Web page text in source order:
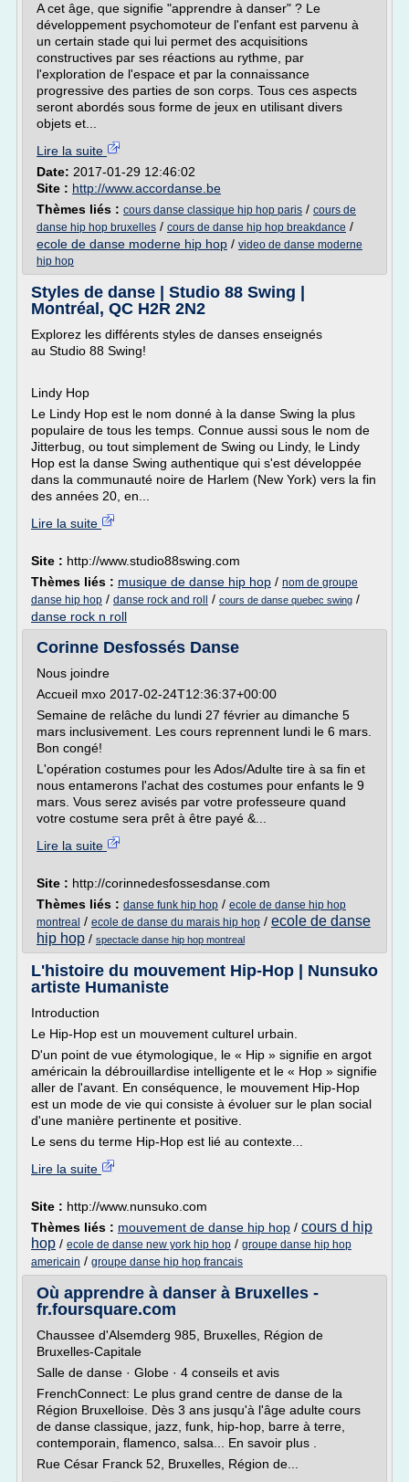
A cet âge, que signifie "apprendre à danser" ? Le
développement psychomoteur de l'enfant est parvenu à
un certain stade qui lui permet des acquisitions
constructives par ses réactions au rythme, par
l'exploration de l'espace et par la connaissance
progressive des parties de son corps. Tous ces aspects
seront abordés sous forme de jeux en utilisant divers
objets et...
Lire la suite
Date: 2017-01-29 12:46:02
Site : http://www.accordanse.be
Thèmes liés : cours danse classique hip hop paris / cours de
danse hip hop bruxelles / cours de danse hip hop breakdance /
ecole de danse moderne hip hop / video de danse moderne
hip hop
Styles de danse | Studio 88 Swing |
Montréal, QC H2R 2N2
Explorez les différents styles de danses enseignés
au Studio 88 Swing!
Lindy Hop
Le Lindy Hop est le nom donné à la danse Swing la plus
populaire de tous les temps. Connue aussi sous le nom de
Jitterbug, ou tout simplement de Swing ou Lindy, le Lindy
Hop est la danse Swing authentique qui s'est développée
dans la communauté noire de Harlem (New York) vers la fin
des années 20, en...
Lire la suite
Site : http://www.studio88swing.com
Thèmes liés : musique de danse hip hop / nom de groupe
danse hip hop / danse rock and roll / cours de danse quebec swing /
danse rock n roll
Corinne Desfossés Danse
Nous joindre
Accueil mxo 2017-02-24T12:36:37+00:00
Semaine de relâche du lundi 27 février au dimanche 5
mars inclusivement. Les cours reprennent lundi le 6 mars.
Bon congé!
L'opération costumes pour les Ados/Adulte tire à sa fin et
nous entamerons l'achat des costumes pour enfants le 9
mars. Vous serez avisés par votre professeure quand
votre costume sera prêt à être payé &...
Lire la suite
Site : http://corinnedesfossesdanse.com
Thèmes liés : danse funk hip hop / ecole de danse hip hop
montreal / ecole de danse du marais hip hop / ecole de danse
hip hop / spectacle danse hip hop montreal
L'histoire du mouvement Hip-Hop | Nunsuko
artiste Humaniste
Introduction
Le Hip-Hop est un mouvement culturel urbain.
D'un point de vue étymologique, le « Hip » signifie en argot
américain la débrouillardise intelligente et le « Hop » signifie
aller de l'avant. En conséquence, le mouvement Hip-Hop
est un mode de vie qui consiste à évoluer sur le plan social
d'une manière pertinente et positive.
Le sens du terme Hip-Hop est lié au contexte...
Lire la suite
Site : http://www.nunsuko.com
Thèmes liés : mouvement de danse hip hop / cours d hip
hop / ecole de danse new york hip hop / groupe danse hip hop
americain / groupe danse hip hop francais
Où apprendre à danser à Bruxelles -
fr.foursquare.com
Chaussee d'Alsemderg 985, Bruxelles, Région de
Bruxelles-Capitale
Salle de danse · Globe · 4 conseils et avis
FrenchConnect: Le plus grand centre de danse de la
Région Bruxelloise. Dès 3 ans jusqu'à l'âge adulte cours
de danse classique, jazz, funk, hip-hop, barre à terre,
contemporain, flamenco, salsa... En savoir plus .
Rue César Franck 52, Bruxelles, Région de...